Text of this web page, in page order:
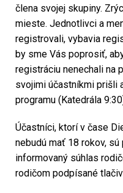
člena svojej skupiny.
mieste. Jednotlivci a
registrovali, vybavia
by sme Vás poprosiť,
registráciu nenechali na
svojimi účastníkmi prišli
programu (Katedrála
Účastníci, ktorí v čase
nebudú mať 18 rokov,
informovaný súhlas
rodičom podpísané